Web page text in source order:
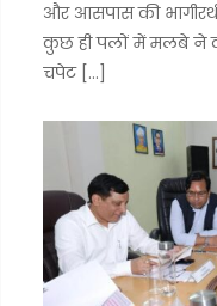
और आसपास की
कुछ ही पलों में मलबे ने
चपेट […]